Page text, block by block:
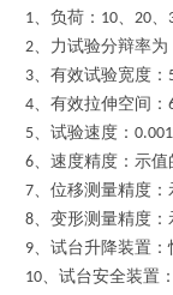
1、负荷： 10、 20、
2、力试验分辩率为
3、有效试验宽度：
4、有效拉伸空间：
5、试验速度：
6、速度精度：示值
7、位移测量精度：
8、变形测量精度：
9、试台升降装置：
10、试台安全装置